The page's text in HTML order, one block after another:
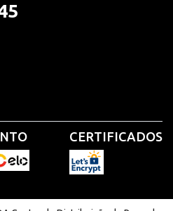
CERTIFICADOS